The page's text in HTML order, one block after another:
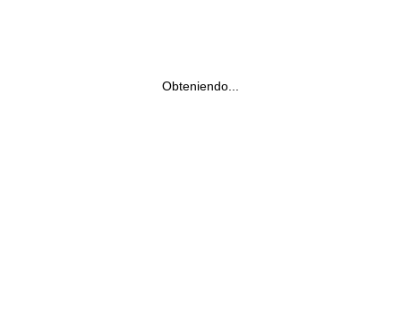
Obteniendo...